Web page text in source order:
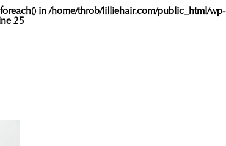
in/home/throb/lilliehair.com/public_html/wp-
25